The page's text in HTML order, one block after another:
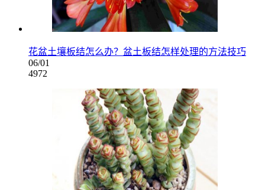
花盆土壤板结怎么办？盆土板结怎样处理的方法技巧
06/01
4972